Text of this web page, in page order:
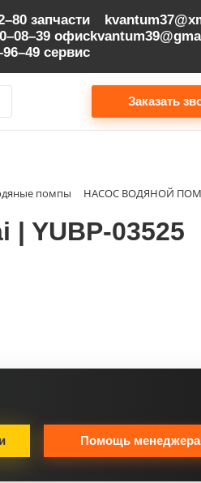
запчасти
офис
сервис
Заказать
помпы
03525
Помощь менеджера